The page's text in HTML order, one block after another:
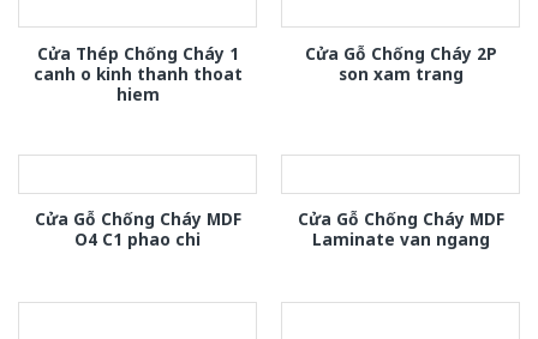
Cửa Thép Chống Cháy 1
canh o kinh thanh thoat
hiem
Cửa Gỗ Chống Cháy 2P
son xam trang
Cửa Gỗ Chống Cháy MDF
O4 C1 phao chi
Cửa Gỗ Chống Cháy MDF
Laminate van ngang